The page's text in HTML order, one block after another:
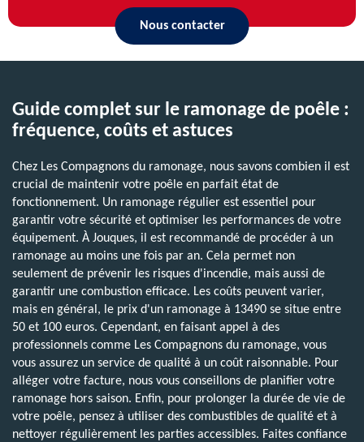
Nous contacter
Guide complet sur le ramonage de poêle :
fréquence, coûts et astuces
Chez Les Compagnons du ramonage, nous savons combien il est
crucial de maintenir votre poêle en parfait état de
fonctionnement. Un ramonage régulier est essentiel pour
garantir votre sécurité et optimiser les performances de votre
équipement. À Jouques, il est recommandé de procéder à un
ramonage au moins une fois par an. Cela permet non
seulement de prévenir les risques d'incendie, mais aussi de
garantir une combustion efficace. Les coûts peuvent varier,
mais en général, le prix d'un ramonage à 13490 se situe entre
50 et 100 euros. Cependant, en faisant appel à des
professionnels comme Les Compagnons du ramonage, vous
vous assurez un service de qualité à un coût raisonnable. Pour
alléger votre facture, nous vous conseillons de planifier votre
ramonage hors saison. Enfin, pour prolonger la durée de vie de
votre poêle, pensez à utiliser des combustibles de qualité et à
nettoyer régulièrement les parties accessibles. Faites confiance